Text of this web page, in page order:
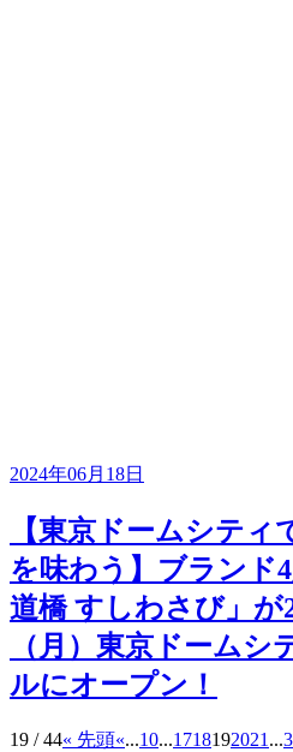
2024年06月18日
【東京ドームシティ
を味わう】ブランド
道橋 すしわさび」が
（月）東京ドームシ
ルにオープン！
19 / 44« 先頭«...10...1718192021 ...